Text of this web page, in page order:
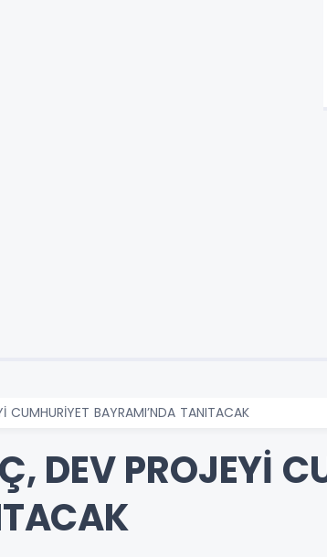
CUMHURİYET BAYRAMI’NDA TANITACAK
DEV PROJEYİ